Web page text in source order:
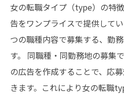
女の転職タイプ（type）の特
告をワンプライスで提供して
つの職種内容で募集する、勤
す。 同職種・同勤務地の募集
の広告を作成することで、応
きます。これにより女の転職